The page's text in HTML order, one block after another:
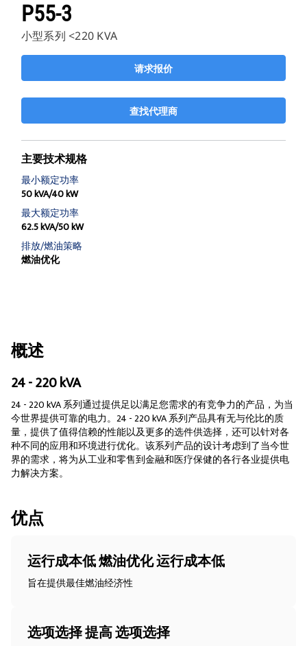
P55-3
小型系列 <220 KVA
请求报价
查找代理商
主要技术规格
最小额定功率
50 kVA/40 kW
最大额定功率
62.5 kVA/50 kW
排放/燃油策略
燃油优化
概述
24 - 220 kVA
24 - 220 kVA 系列通过提供足以满足您需求的有竞争力的产品，为当
今世界提供可靠的电力。24 - 220 kVA 系列产品具有无与伦比的质
量，提供了值得信赖的性能以及更多的选件供选择，还可以针对各
种不同的应用和环境进行优化。该系列产品的设计考虑到了当今世
界的需求，将为从工业和零售到金融和医疗保健的各行各业提供电
力解决方案。
优点
运行成本低 燃油优化 运行成本低
旨在提供最佳燃油经济性
选项选择 提高 选项选择